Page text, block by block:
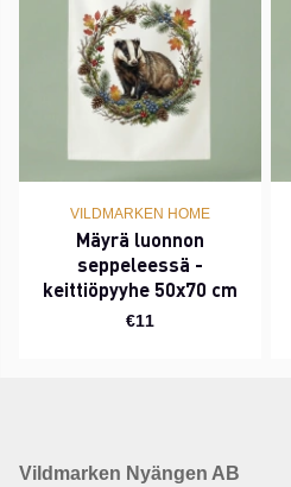
VILDMARKEN HOME
Mäyrä luonnon
seppeleessä -
keittiöpyyhe 50x70 cm
€11
Vildmarken Nyängen AB